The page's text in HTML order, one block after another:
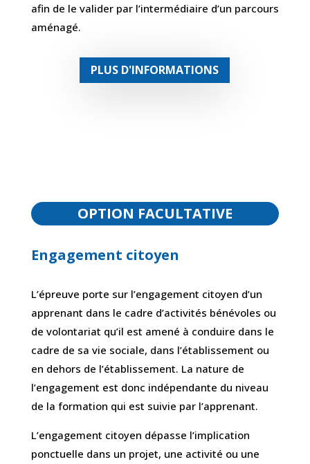
afin de le valider par l’intermédiaire d’un parcours
aménagé.
PLUS D'INFORMATIONS
OPTION FACULTATIVE
Engagement citoyen
L’épreuve porte sur l’engagement citoyen d’un
apprenant dans le cadre d’activités bénévoles ou
de volontariat qu’il est amené à conduire dans le
cadre de sa vie sociale, dans l’établissement ou
en dehors de l’établissement. La nature de
l’engagement est donc indépendante du niveau
de la formation qui est suivie par l’apprenant.
L’engagement citoyen dépasse l’implication
ponctuelle dans un projet, une activité ou une